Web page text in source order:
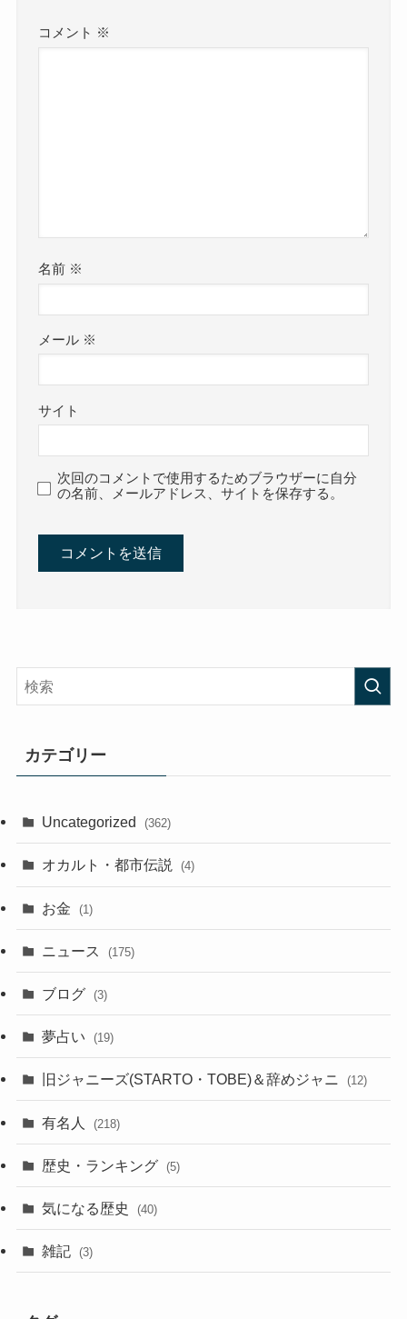
コメント ※
名前 ※
メール ※
サイト
次回のコメントで使用するためブラウザーに自分
の名前、メールアドレス、サイトを保存する。
カテゴリー
Uncategorized (362)
オカルト・都市伝説 (4)
お金 (1)
ニュース (175)
ブログ (3)
夢占い (19)
旧ジャニーズ(STARTO・TOBE)＆辞めジャニ (12)
有名人 (218)
歴史・ランキング (5)
気になる歴史 (40)
雑記 (3)